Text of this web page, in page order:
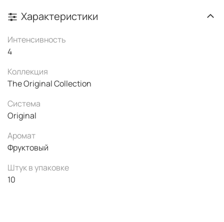
Характеристики
Интенсивность
4
Коллекция
The Original Collection
Система
Original
Аромат
Фруктовый
Штук в упаковке
10